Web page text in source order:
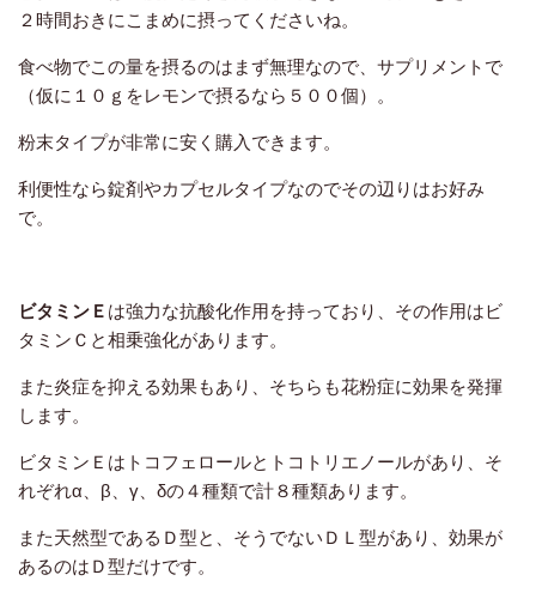
２時間おきにこまめに摂ってくださいね。
食べ物でこの量を摂るのはまず無理なので、サプリメントで
（仮に１０ｇをレモンで摂るなら５００個）。
粉末タイプが非常に安く購入できます。
利便性なら錠剤やカプセルタイプなのでその辺りはお好み
で。
ビタミンＥ は強力な抗酸化作用を持っており、その作用はビ
タミンＣと相乗強化があります。
また炎症を抑える効果もあり、そちらも花粉症に効果を発揮
します。
ビタミンＥはトコフェロールとトコトリエノールがあり、そ
れぞれα、β、γ、δの４種類で計８種類あります。
また天然型であるＤ型と、そうでないＤＬ型があり、効果が
あるのはＤ型だけです。